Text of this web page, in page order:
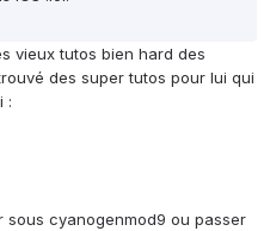
vieux tutos bien hard des
des super tutos pour lui qui
:
cyanogenmod9 ou passer